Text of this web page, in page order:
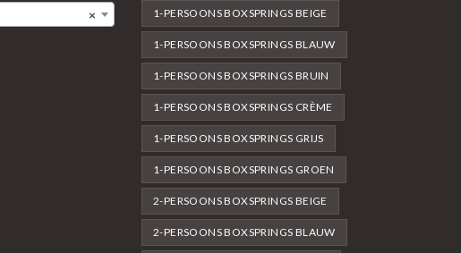
× 1-PERSOONS BOXSPRINGS BEIGE
1-PERSOONS BOXSPRINGS BLAUW
1-PERSOONS BOXSPRINGS BRUIN
1-PERSOONS BOXSPRINGS CRÈME
1-PERSOONS BOXSPRINGS GRIJS
1-PERSOONS BOXSPRINGS GROEN
2-PERSOONS BOXSPRINGS BEIGE
2-PERSOONS BOXSPRINGS BLAUW